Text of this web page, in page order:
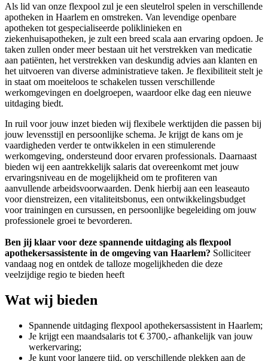
Als lid van onze flexpool zul je een sleutelrol spelen in verschillende
apotheken in Haarlem en omstreken. Van levendige openbare
apotheken tot gespecialiseerde poliklinieken en
ziekenhuisapotheken, je zult een breed scala aan ervaring opdoen. Je
taken zullen onder meer bestaan uit het verstrekken van medicatie
aan patiënten, het verstrekken van deskundig advies aan klanten en
het uitvoeren van diverse administratieve taken. Je flexibiliteit stelt je
in staat om moeiteloos te schakelen tussen verschillende
werkomgevingen en doelgroepen, waardoor elke dag een nieuwe
uitdaging biedt.
In ruil voor jouw inzet bieden wij flexibele werktijden die passen bij
jouw levensstijl en persoonlijke schema. Je krijgt de kans om je
vaardigheden verder te ontwikkelen in een stimulerende
werkomgeving, ondersteund door ervaren professionals. Daarnaast
bieden wij een aantrekkelijk salaris dat overeenkomt met jouw
ervaringsniveau en de mogelijkheid om te profiteren van
aanvullende arbeidsvoorwaarden. Denk hierbij aan een leaseauto
voor dienstreizen, een vitaliteitsbonus, een ontwikkelingsbudget
voor trainingen en cursussen, en persoonlijke begeleiding om jouw
professionele groei te bevorderen.
Ben jij klaar voor deze spannende uitdaging als flexpool
apothekersassistente in de omgeving van Haarlem? Solliciteer
vandaag nog en ontdek de talloze mogelijkheden die deze
veelzijdige regio te bieden heeft
Wat wij bieden
Spannende uitdaging flexpool apothekersassistent in Haarlem;
Je krijgt een maandsalaris tot € 3700,- afhankelijk van jouw
werkervaring;
Je kunt voor langere tijd, op verschillende plekken aan de